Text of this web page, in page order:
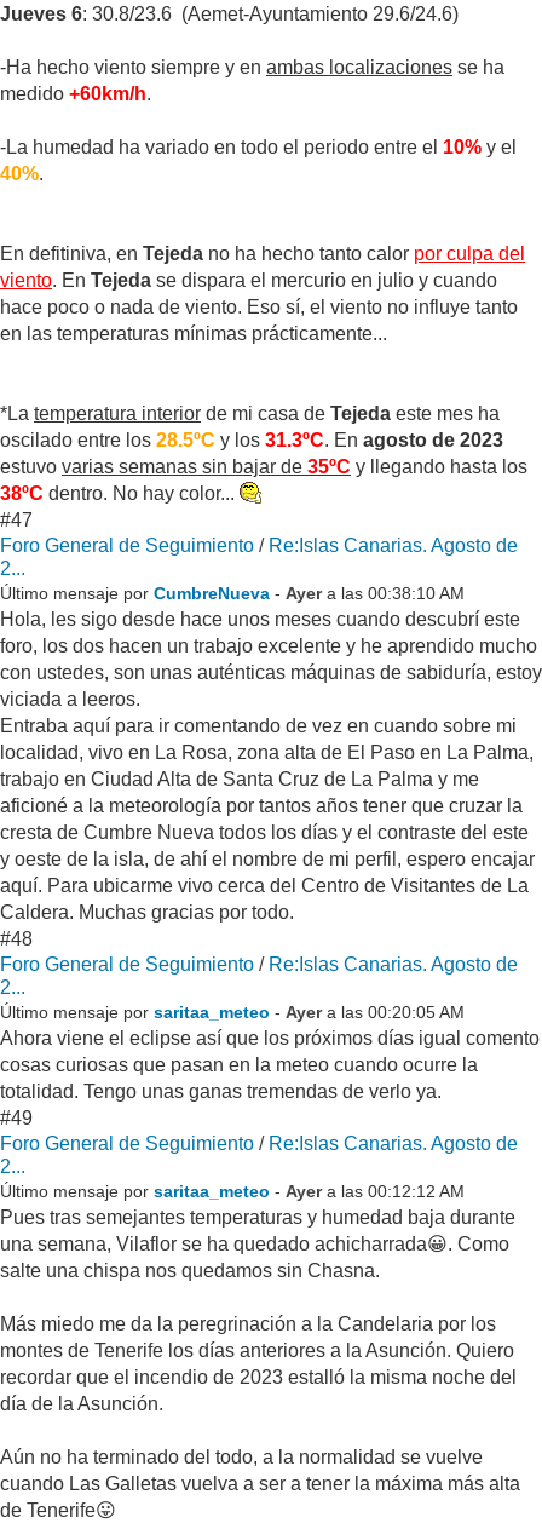
Jueves 6: 30.8/23.6 (Aemet-Ayuntamiento 29.6/24.6)
-Ha hecho viento siempre y en ambas localizaciones se ha
medido +60km/h.
-La humedad ha variado en todo el periodo entre el 10% y el
40%.
En defitiniva, en Tejeda no ha hecho tanto calor por culpa del
viento. En Tejeda se dispara el mercurio en julio y cuando
hace poco o nada de viento. Eso sí, el viento no influye tanto
en las temperaturas mínimas prácticamente...
*La temperatura interior de mi casa de Tejeda este mes ha
oscilado entre los 28.5ºC y los 31.3ºC. En agosto de 2023
estuvo varias semanas sin bajar de 35ºC y llegando hasta los
38ºC dentro. No hay color...
#47
Foro General de Seguimiento / Re:Islas Canarias. Agosto de
2...
Último mensaje por CumbreNueva - Ayera las 00:38:10 AM
Hola, les sigo desde hace unos meses cuando descubrí este
foro, los dos hacen un trabajo excelente y he aprendido mucho
con ustedes, son unas auténticas máquinas de sabiduría, estoy
viciada a leeros.
Entraba aquí para ir comentando de vez en cuando sobre mi
localidad, vivo en La Rosa, zona alta de El Paso en La Palma,
trabajo en Ciudad Alta de Santa Cruz de La Palma y me
aficioné a la meteorología por tantos años tener que cruzar la
cresta de Cumbre Nueva todos los días y el contraste del este
y oeste de la isla, de ahí el nombre de mi perfil, espero encajar
aquí. Para ubicarme vivo cerca del Centro de Visitantes de La
Caldera. Muchas gracias por todo.
#48
Foro General de Seguimiento / Re:Islas Canarias. Agosto de
2...
Último mensaje por saritaa_meteo - Ayera las 00:20:05 AM
Ahora viene el eclipse así que los próximos días igual comento
cosas curiosas que pasan en la meteo cuando ocurre la
totalidad. Tengo unas ganas tremendas de verlo ya.
#49
Foro General de Seguimiento / Re:Islas Canarias. Agosto de
2...
Último mensaje por saritaa_meteo - Ayera las 00:12:12 AM
Pues tras semejantes temperaturas y humedad baja durante
una semana, Vilaflor se ha quedado achicharrada😀. Como
salte una chispa nos quedamos sin Chasna.
Más miedo me da la peregrinación a la Candelaria por los
montes de Tenerife los días anteriores a la Asunción. Quiero
recordar que el incendio de 2023 estalló la misma noche del
día de la Asunción.
Aún no ha terminado del todo, a la normalidad se vuelve
cuando Las Galletas vuelva a ser a tener la máxima más alta
de Tenerife😛